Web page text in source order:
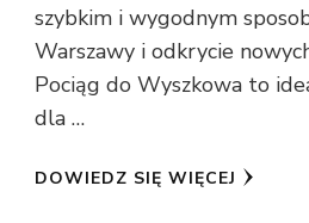
szybkim i wygodnym
Warszawy i odkrycie
Pociąg do Wyszkowa to
dla …
DOWIEDZ SIĘ WIĘCEJ